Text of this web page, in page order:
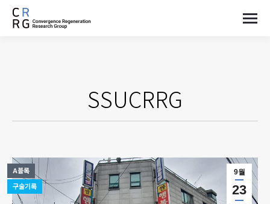
SSUCRRG
9월
23
A블록
구술기록